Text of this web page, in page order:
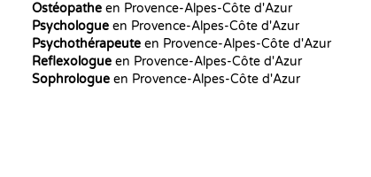
Ostéopathe en Provence-Alpes-Côte d'Azur
Psychologue en Provence-Alpes-Côte d'Azur
Psychothérapeute en Provence-Alpes-Côte d'Azur
Reflexologue en Provence-Alpes-Côte d'Azur
Sophrologue en Provence-Alpes-Côte d'Azur